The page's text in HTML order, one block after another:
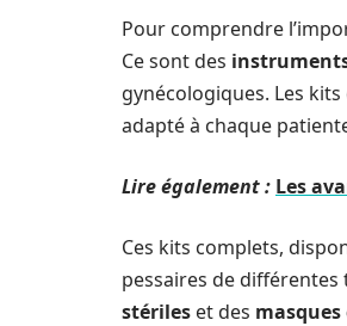
Pour comprendre
Ce sont des
gynécologiques. Les
adapté à chaque
Lire également : Les
Ces kits complets,
pessaires de
stériles et des